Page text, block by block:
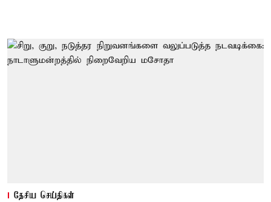
தேசிய செய்திகள்